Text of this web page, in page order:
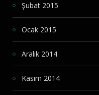
Şubat 2015
Ocak 2015
Aralık 2014
Kasım 2014